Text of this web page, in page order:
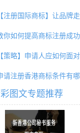
【注册国际商标】让品牌
你如何提高商标注册成
【策略】申请人应如何面
请注册香港商标条件有
图文专题推荐